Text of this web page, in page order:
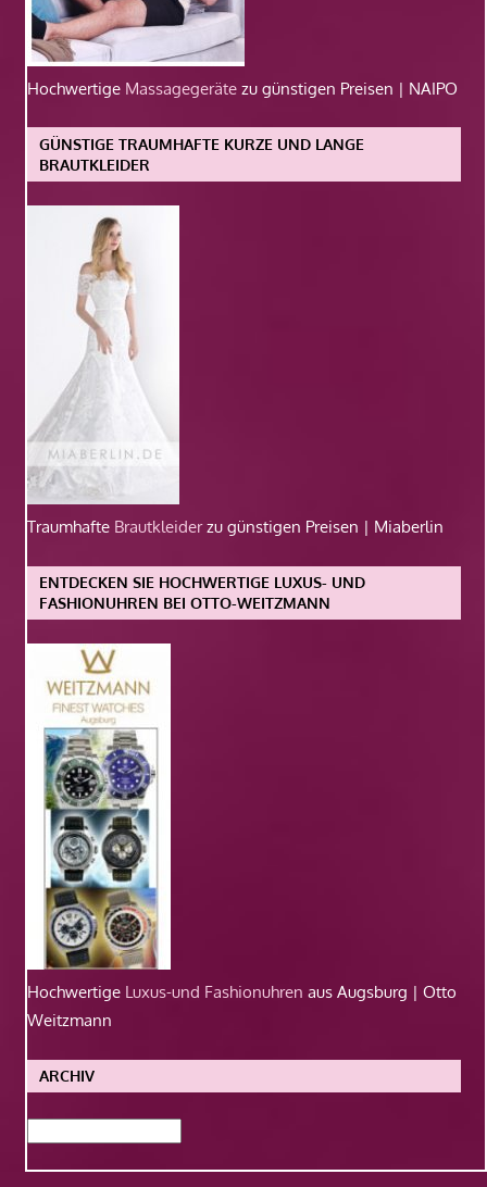
Hochwertige Massagegeräte zu günstigen Preisen | NAIPO
GÜNSTIGE TRAUMHAFTE KURZE UND LANGE
BRAUTKLEIDER
Traumhafte Brautkleiderzu günstigen Preisen | Miaberlin
ENTDECKEN SIE HOCHWERTIGE LUXUS- UND
FASHIONUHREN BEI OTTO-WEITZMANN
Hochwertige Luxus-und Fashionuhren aus Augsburg | Otto
Weitzmann
ARCHIV